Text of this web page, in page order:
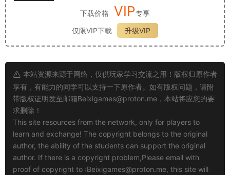
下载价格 VIP专享
仅限VIP下载
升级VIP
本站资源来源于网络，仅供玩家学习交流之用！版权归原作者
享有，有能力的同学可以支持一下原作者。如有版权问题，请附
带版权证明发至邮箱Beixigames@proton.me ，本站将应您的要
求删除！
This site resources from the network, only for players to
learn and exchange! The copyright belongs to the original
author, the ability of the students can support the original
author. If there is a copyright problem,Please email with
proof of copyright to :Beixigames@proton.me, this site will